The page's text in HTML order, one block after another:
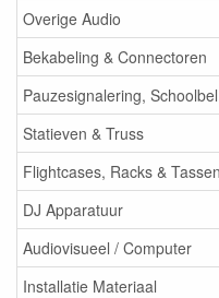
Overige Audio
Bekabeling & Connectoren
Pauzesignalering,
Statieven & Truss
Flightcases, Racks & Tassen
DJ Apparatuur
Audiovisueel / Computer
Installatie Materiaal